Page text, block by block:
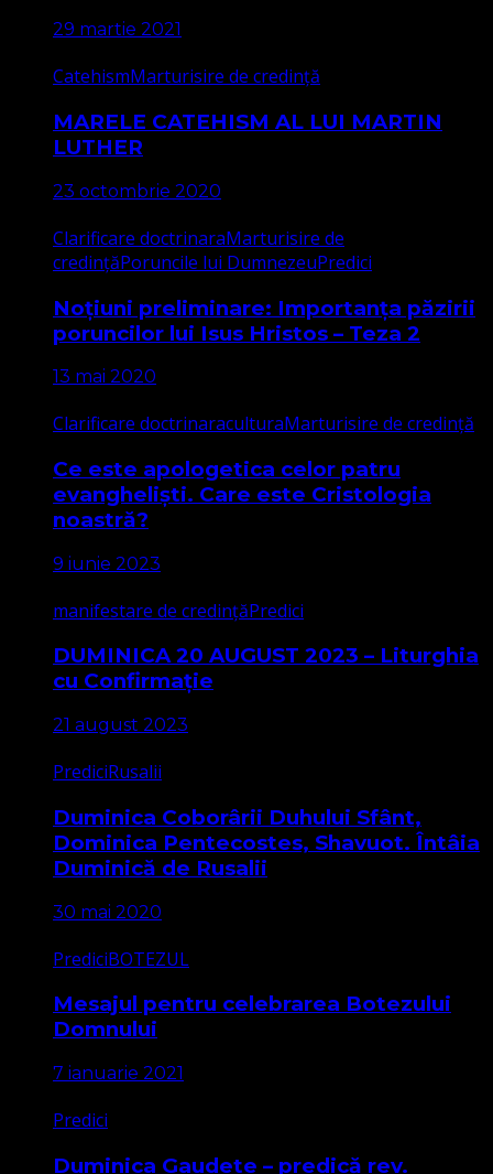
29 martie 2021
CatehismMarturisire de credință
MARELE CATEHISM AL LUI MARTIN
LUTHER
23 octombrie 2020
Clarificare doctrinaraMarturisire de
credințăPoruncile lui DumnezeuPredici
Noțiuni preliminare: Importanța păzirii
poruncilor lui Isus Hristos – Teza 2
13 mai 2020
Clarificare doctrinaraculturaMarturisire de credință
Ce este apologetica celor patru
evangheliști. Care este Cristologia
noastră?
9 iunie 2023
manifestare de credințăPredici
DUMINICA 20 AUGUST 2023 – Liturghia
cu Confirmație
21 august 2023
PrediciRusalii
Duminica Coborârii Duhului Sfânt,
Dominica Pentecostes, Shavuot. Întâia
Duminică de Rusalii
30 mai 2020
PrediciBOTEZUL
Mesajul pentru celebrarea Botezului
Domnului
7 ianuarie 2021
Predici
Duminica Gaudete – predică rev.